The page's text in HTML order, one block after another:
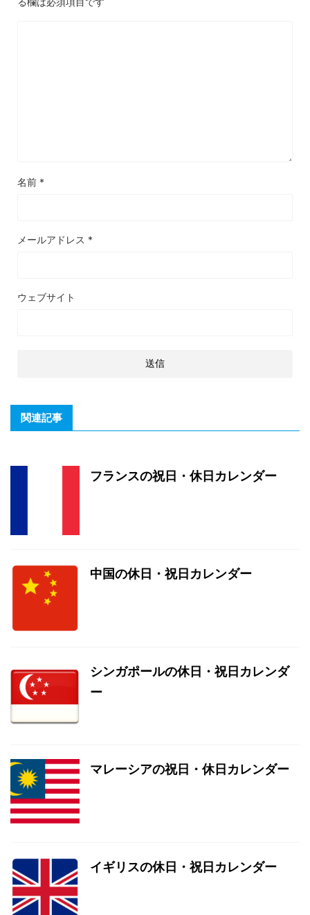
名前 *
メールアドレス *
ウェブサイト
関連記事
フランスの祝日・休日カレンダー
中国の休日・祝日カレンダー
シンガポールの休日・祝日カレンダ
ー
マレーシアの祝日・休日カレンダー
イギリスの休日・祝日カレンダー